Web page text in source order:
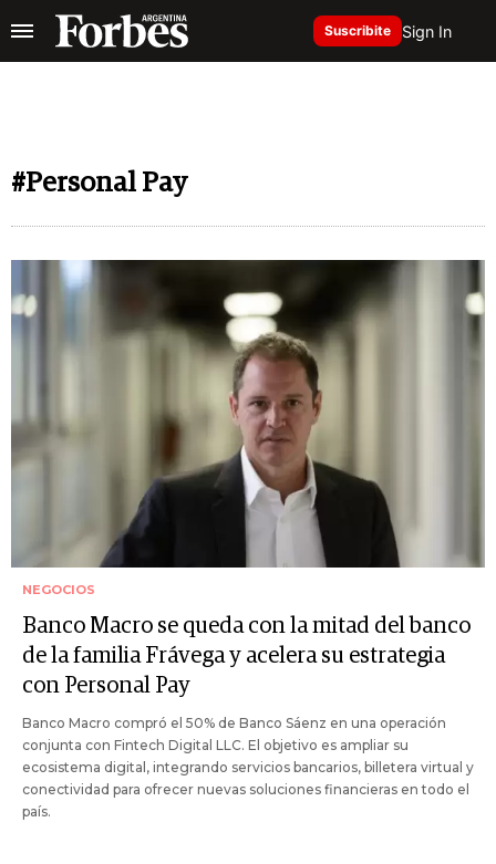
Suscribite Sign In
#Personal Pay
NEGOCIOS
Banco Macro se queda con la mitad del banco
de la familia Frávega y acelera su estrategia
con Personal Pay
Banco Macro compró el 50% de Banco Sáenz en una operación
conjunta con Fintech Digital LLC. El objetivo es ampliar su
ecosistema digital, integrando servicios bancarios, billetera virtual y
conectividad para ofrecer nuevas soluciones financieras en todo el
país.